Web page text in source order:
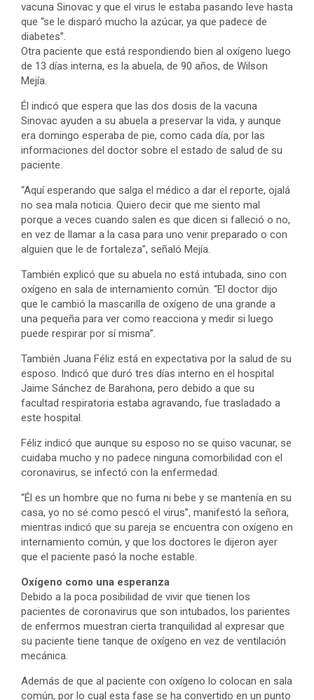
vacuna Sinovac y que el virus le estaba pasando leve hasta
que “se le disparó mucho la azúcar, ya que padece de
diabetes”.
Otra paciente que está respondiendo bien al oxígeno luego
de 13 días interna, es la abuela, de 90 años, de Wilson
Mejía.
Él indicó que espera que las dos dosis de la vacuna
Sinovac ayuden a su abuela a preservar la vida, y aunque
era domingo esperaba de pie, como cada día, por las
informaciones del doctor sobre el estado de salud de su
paciente.
“Aquí esperando que salga el médico a dar el reporte, ojalá
no sea mala noticia. Quiero decir que me siento mal
porque a veces cuando salen es que dicen si falleció o no,
en vez de llamar a la casa para uno venir preparado o con
alguien que le de fortaleza”, señaló Mejía.
También explicó que su abuela no está intubada, sino con
oxígeno en sala de internamiento común. “El doctor dijo
que le cambió la mascarilla de oxígeno de una grande a
una pequeña para ver como reacciona y medir si luego
puede respirar por sí misma”.
También Juana Féliz está en expectativa por la salud de su
esposo. Indicó que duró tres días interno en el hospital
Jaime Sánchez de Barahona, pero debido a que su
facultad respiratoria estaba agravando, fue trasladado a
este hospital.
Féliz indicó que aunque su esposo no se quiso vacunar, se
cuidaba mucho y no padece ninguna comorbilidad con el
coronavirus, se infectó con la enfermedad.
“Él es un hombre que no fuma ni bebe y se mantenía en su
casa, yo no sé como pescó el virus”, manifestó la señora,
mientras indicó que su pareja se encuentra con oxígeno en
internamiento común, y que los doctores le dijeron ayer
que el paciente pasó la noche estable.
Oxígeno como una esperanza
Debido a la poca posibilidad de vivir que tienen los
pacientes de coronavirus que son intubados, los parientes
de enfermos muestran cierta tranquilidad al expresar que
su paciente tiene tanque de oxígeno en vez de ventilación
mecánica.
Además de que al paciente con oxígeno lo colocan en sala
común, por lo cual esta fase se ha convertido en un punto